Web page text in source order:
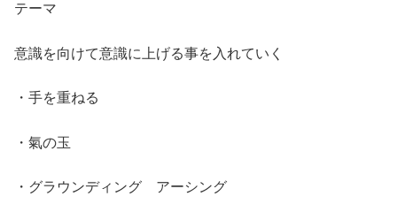
テーマ
意識を向けて意識に上げる事を入れていく
・手を重ねる
・氣の玉
・グラウンディング アーシング